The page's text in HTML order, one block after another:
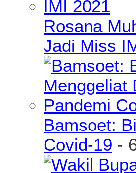
Rosana
Jadi Miss
Bamsoet:
Covid-19 -